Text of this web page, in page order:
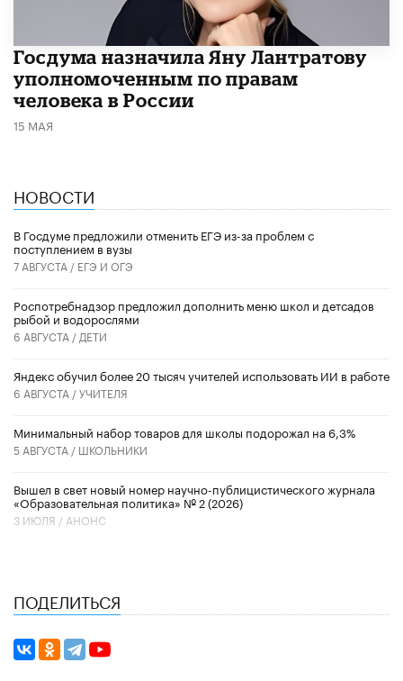
Госдума назначила Яну Лантратову
уполномоченным по правам
человека в России
15 МАЯ
НОВОСТИ
В Госдуме предложили отменить ЕГЭ из-за проблем с
поступлением в вузы
7 АВГУСТА / ЕГЭ И ОГЭ
Роспотребнадзор предложил дополнить меню школ и детсадов
рыбой и водорослями
6 АВГУСТА / ДЕТИ
​Яндекс обучил более 20 тысяч учителей использовать ИИ в работе
6 АВГУСТА /УЧИТЕЛЯ
Минимальный набор товаров для школы подорожал на 6,3%
5 АВГУСТА / ШКОЛЬНИКИ
Вышел в свет новый номер научно-публицистического журнала
«Образовательная политика» № 2 (2026)
3 ИЮЛЯ / АНОНС
ПОДЕЛИТЬСЯ